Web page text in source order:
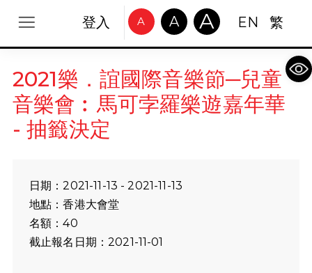
登入 A A A EN 繁
2021樂．誼國際音樂節─兒童
音樂會︰馬可孛羅樂遊嘉年華
- 抽籤決定
日期：2021-11-13 - 2021-11-13
地點：香港大會堂
名額：40
截止報名日期：2021-11-01